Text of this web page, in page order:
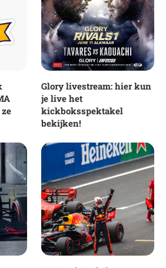
Glory livestream: hier kun
je live het
kickboksspektakel
bekijken!